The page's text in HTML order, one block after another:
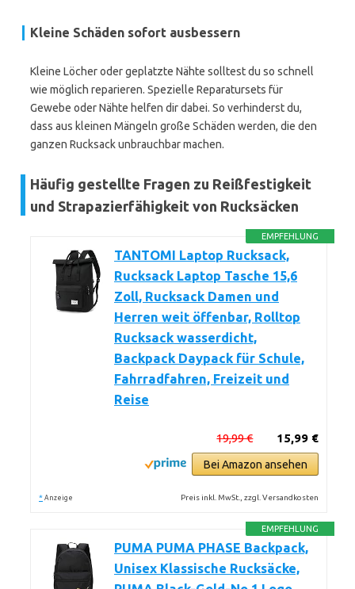
Kleine Schäden sofort ausbessern
Kleine Löcher oder geplatzte Nähte solltest du so schnell
wie möglich reparieren. Spezielle Reparatursets für
Gewebe oder Nähte helfen dir dabei. So verhinderst du,
dass aus kleinen Mängeln große Schäden werden, die den
ganzen Rucksack unbrauchbar machen.
Häufig gestellte Fragen zu Reißfestigkeit
und Strapazierfähigkeit von Rucksäcken
EMPFEHLUNG
TANTOMI Laptop Rucksack,
Rucksack Laptop Tasche 15,6
Zoll, Rucksack Damen und
Herren weit öffenbar, Rolltop
Rucksack wasserdicht,
Backpack Daypack für Schule,
Fahrradfahren, Freizeit und
Reise
15,99 €
19,99 €
Bei Amazon ansehen
* Anzeige Preis inkl. MwSt., zzgl. Versandkosten
EMPFEHLUNG
PUMA PUMA PHASE Backpack,
Unisex Klassische Rucksäcke,